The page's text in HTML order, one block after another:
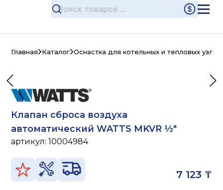
Главная Каталог Оснастка для котельных и тепловых узлов
Клапан сброса воздуха
автоматический WATTS MKVR ½"
артикул:10004984
7 123 ₸